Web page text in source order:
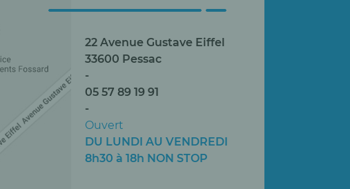
22 Avenue Gustave Eiffel
33600 Pessac
-
05 57 89 19 91
-
Ouvert
DU LUNDI AU VENDREDI
8h30 à 18h NON STOP